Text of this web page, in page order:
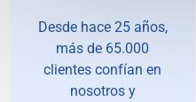
Desde hace 25 años,
más de 65.000
clientes confían en
nosotros y